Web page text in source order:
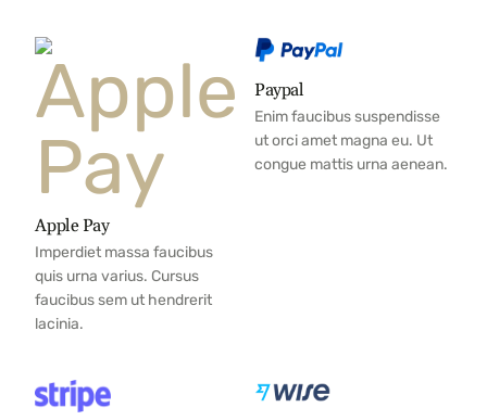
Apple Pay
Imperdiet massa faucibus
quis urna varius. Cursus
faucibus sem ut hendrerit
lacinia.
Paypal
Enim faucibus suspendisse
ut orci amet magna eu. Ut
congue mattis urna aenean.